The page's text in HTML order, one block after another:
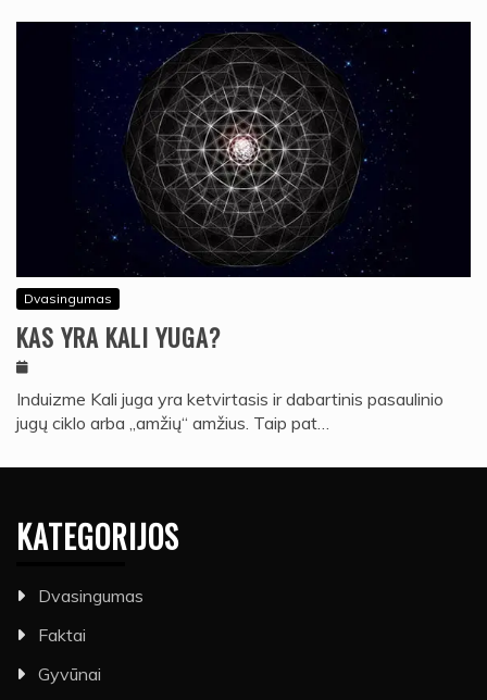
Dvasingumas
KAS YRA KALI YUGA?
Induizme Kali juga yra ketvirtasis ir dabartinis pasaulinio
jugų ciklo arba „amžių“ amžius. Taip pat…
KATEGORIJOS
Dvasingumas
Faktai
Gyvūnai